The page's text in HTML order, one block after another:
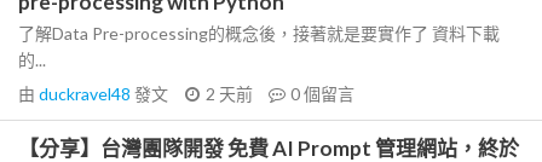
了解Data Pre-processing的概念後，接著就是要實作了 資料下載
的...
由 duckravel48 發文 2 天前 0個留言
【分享】台灣團隊開發 免費 AI Prompt 管理網站，終於